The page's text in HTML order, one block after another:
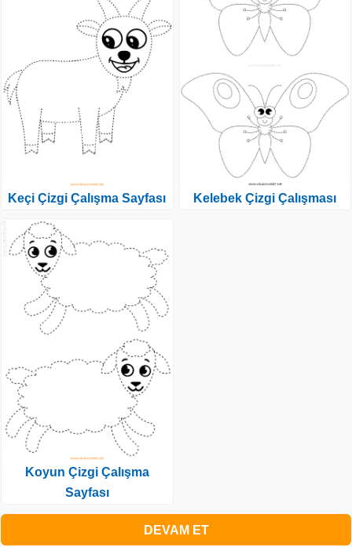
Keçi Çizgi Çalışma Sayfası
Koyun Çizgi Çalışma
Sayfası
Kelebek Çizgi Çalışması
DEVAM ET